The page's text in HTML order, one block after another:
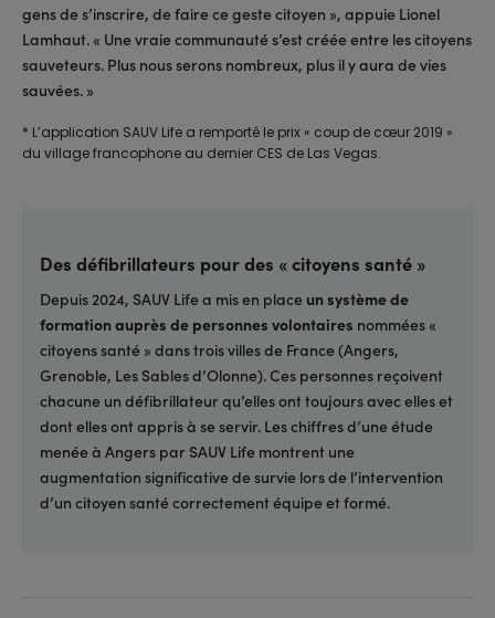
gens de s’inscrire, de faire ce geste citoyen », appuie Lionel
Lamhaut. « Une vraie communauté s’est créée entre les citoyens
sauveteurs. Plus nous serons nombreux, plus il y aura de vies
sauvées. »
* L’application SAUV Life a remporté le prix « coup de cœur 2019 »
du village francophone au dernier CES de Las Vegas.
Des défibrillateurs pour des « citoyens santé »
Depuis 2024, SAUV Life a mis en place un système de
formation auprès de personnes volontaires nommées «
citoyens santé » dans trois villes de France (Angers,
Grenoble, Les Sables d’Olonne). Ces personnes reçoivent
chacune un défibrillateur qu’elles ont toujours avec elles et
dont elles ont appris à se servir. Les chiffres d’une étude
menée à Angers par SAUV Life montrent une
augmentation significative de survie lors de l’intervention
d’un citoyen santé correctement équipe et formé.